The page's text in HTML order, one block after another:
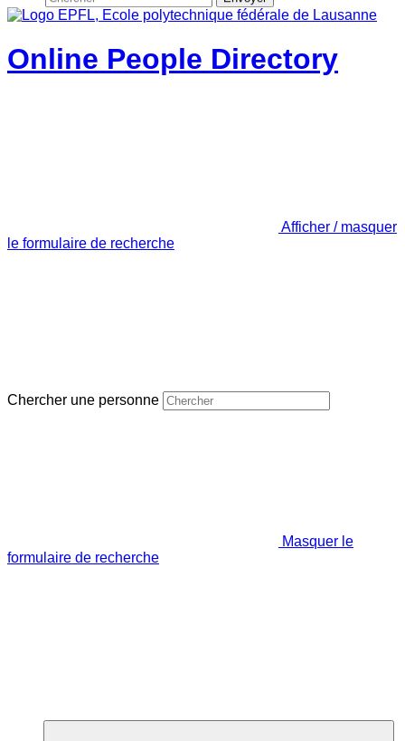
Online People Directory
Afficher / masquer
le formulaire de recherche
Chercher une personne
Masquer le
formulaire de recherche